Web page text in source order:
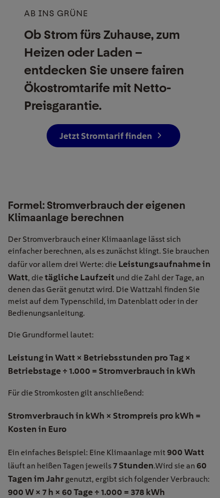
AB INS GRÜNE
Ob Strom fürs Zuhause, zum
Heizen oder Laden –
entdecken Sie unsere fairen
Ökostrom­tarife mit Netto-
Preisgarantie.
Jetzt Stromtarif finden
Formel: Stromverbrauch der eigenen
Klimaanlage berechnen
Der Stromverbrauch einer Klimaanlage lässt sich
einfacher berechnen, als es zunächst klingt. Sie brauchen
dafür vor allem drei Werte: die Leistungsaufnahme in
Watt, die tägliche Laufzeit und die Zahl der Tage, an
denen das Gerät genutzt wird. Die Wattzahl finden Sie
meist auf dem Typenschild, im Datenblatt oder in der
Bedienungsanleitung.
Die Grundformel lautet:
Leistung in Watt × Betriebsstunden pro Tag ×
Betriebstage ÷ 1.000 = Stromverbrauch in kWh
Für die Stromkosten gilt anschließend:
Stromverbrauch in kWh × Strompreis pro kWh =
Kosten in Euro
Ein einfaches Beispiel: Eine Klimaanlage mit 900 Watt
läuft an heißen Tagen jeweils7 Stunden.Wird sie an 60
Tagen im Jahr genutzt, ergibt sich folgender Verbrauch:
900 W × 7 h × 60 Tage ÷ 1.000 = 378 kWh